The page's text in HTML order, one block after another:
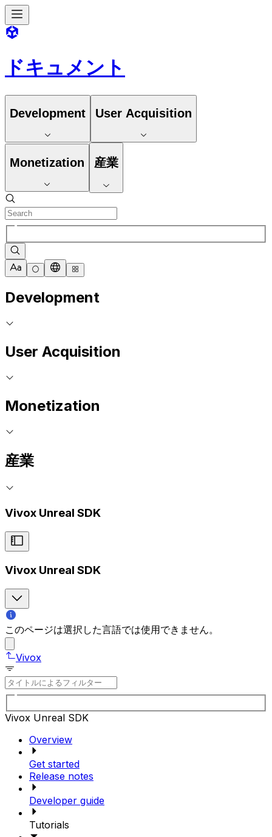
ドキュメント
Development User Acquisition
Monetization 産業
Development
User Acquisition
Monetization
産業
Vivox Unreal SDK
Vivox Unreal SDK
このページは選択した言語では使用できません。
Vivox
Vivox Unreal SDK
Overview
Get started
Release notes
Developer guide
Tutorials